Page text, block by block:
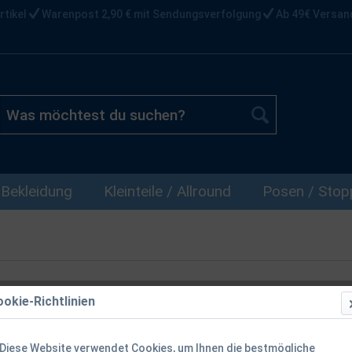
Warenpost 2,90 € mit Sendungsverfolgung Ab 49€
Bekleidung Kleinteile / Allround Posen /
Richtlinien
Diese Website verwendet Cookies, um Ihnen die bestmögliche